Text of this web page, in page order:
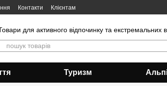
Контакти Клієнтам
для активного відпочинку та екстремальних
Туризм